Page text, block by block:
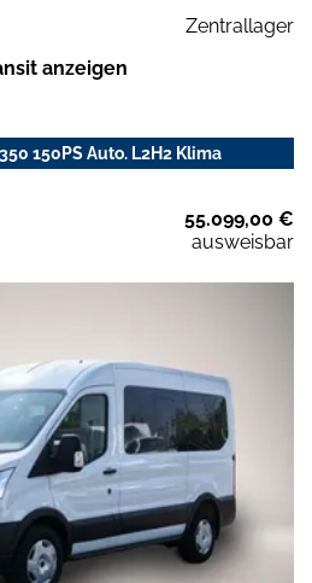
Zentrallager
anzeigen
150PS Auto. L2H2 Klima
55.099,00 €
ausweisbar